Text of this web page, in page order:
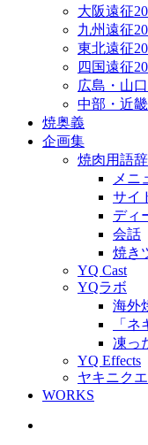
大阪遠征
九州遠征
東北遠征
四国遠征
広島・山
中部・近
焼奥義
企画集
焼肉用語
メニ
サイ
ディ
会話
焼き
YQ Cast
YQラボ
海外
「
凍っ
YQ Effects
ヤキニク
WORKS